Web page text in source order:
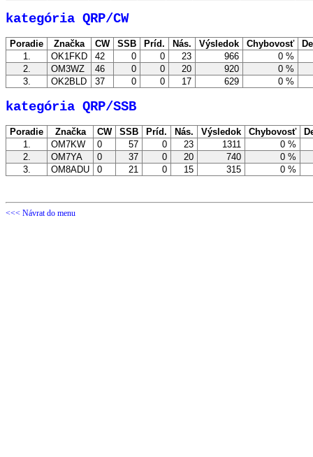
kategória QRP/CW
Poradie Značka CW SSB Príd. Nás. Výsledok Chybovosť
1.
OK1FKD 42 0 0 23 966
0 %
2.
OM3WZ 46 0 0 20 920
0 %
3.
OK2BLD 37 0 0 17 629 0 %
kategória QRP/SSB
Poradie Značka CW SSB Príd. Nás. Výsledok Chybovosť
1.
OM7KW 0 57 0 23 1311
0 %
2.
OM7YA 0 37 0 20 740
0 %
3.
OM8ADU 0 21 0 15 315 0 %
<<< Návrat do menu